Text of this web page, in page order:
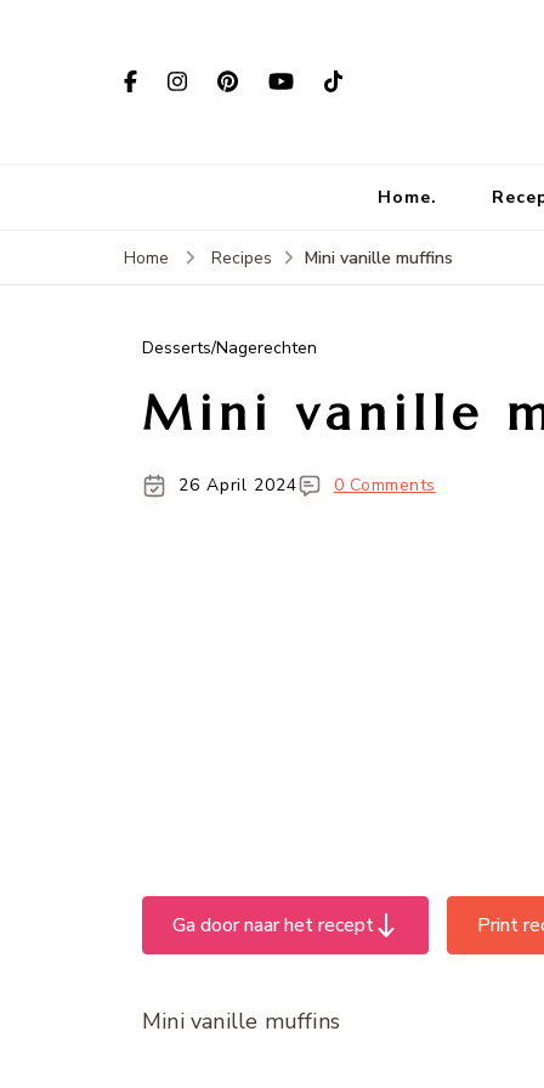
Home.
Home Recipes Mini vanille muffins
Desserts/Nagerechten
Mini vanille
26 April 2024 0 Comments
Ga door naar het recept Print
Mini vanille muffins